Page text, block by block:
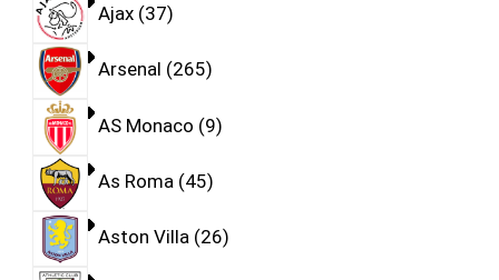
Ajax 37
Arsenal 265
AS Monaco 9
As Roma 45
Aston Villa 26